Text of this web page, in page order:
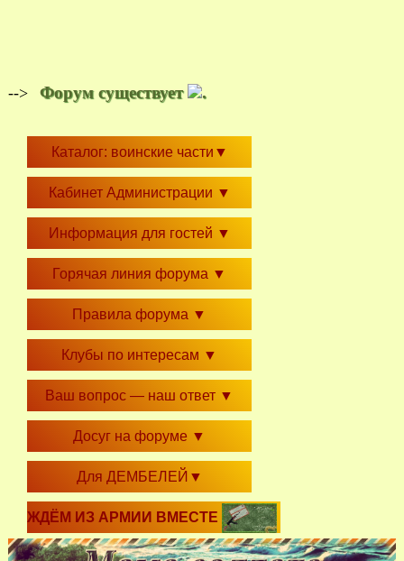
--> Форум существует .
Каталог: воинские части ▼
Кабинет Администрации ▼
Информация для гостей ▼
Горячая линия форума ▼
Правила форума ▼
Клубы по интересам ▼
Ваш вопрос — наш ответ ▼
Досуг на форуме ▼
Для ДЕМБЕЛЕЙ ▼
ЖДЁМ ИЗ АРМИИ ВМЕСТЕ